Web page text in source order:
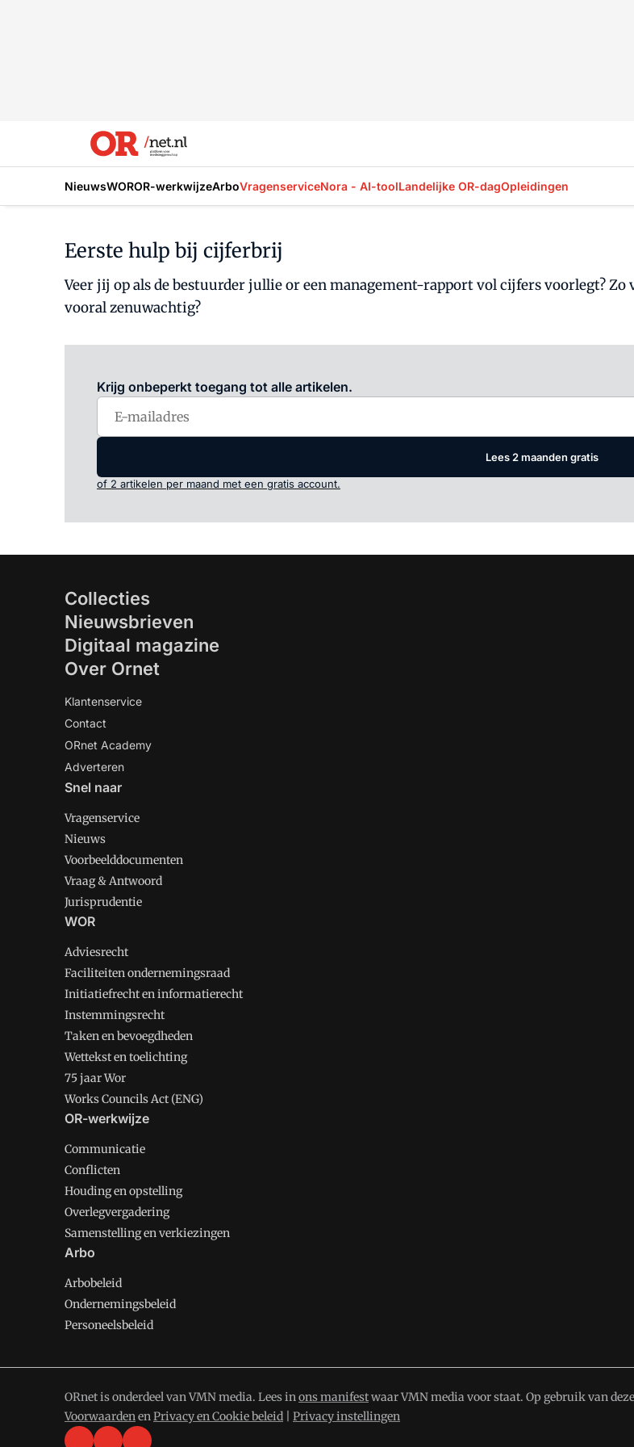
NieuwsWOROR-werkwijzeArboVragenserviceNora - AI-toolLandelijke OR-dagOpleidingen
Eerste hulp bij cijferbrij
Veer jij op als de bestuurder jullie or een management-rapport vol cijfers voorlegt?
vooral zenuwachtig?
Krijg onbeperkt toegang tot alle artikelen.
Lees 2 maanden gratis
of 2 artikelen per maand met een gratis account.
Collecties
Nieuwsbrieven
Digitaal magazine
Over Ornet
Klantenservice
Contact
ORnet Academy
Adverteren
Snel naar
Vragenservice
Nieuws
Voorbeelddocumenten
Vraag & Antwoord
Jurisprudentie
WOR
Adviesrecht
Faciliteiten ondernemingsraad
Initiatiefrecht en informatierecht
Instemmingsrecht
Taken en bevoegdheden
Wettekst en toelichting
75 jaar Wor
Works Councils Act (ENG)
OR-werkwijze
Communicatie
Conflicten
Houding en opstelling
Overlegvergadering
Samenstelling en verkiezingen
Arbo
Arbobeleid
Ondernemingsbeleid
Personeelsbeleid
ORnet is onderdeel van VMN media. Lees inons manifestwaar VMN media voor staat. Op gebruik van
VoorwaardenenPrivacy en Cookie beleid Privacy instellingen